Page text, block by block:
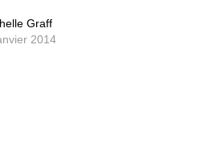
Graff
2014